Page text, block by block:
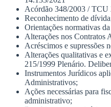
Acórdão 348/2003 / TCU
Reconhecimento de
Orientações normativas
Alterações nos Contratos
Acréscimos e supressões
Alterações qualitativas e
215/1999 Plenário.
Instrumentos Jurídicos
Administrativos;
Ações necessárias para
administrativo;